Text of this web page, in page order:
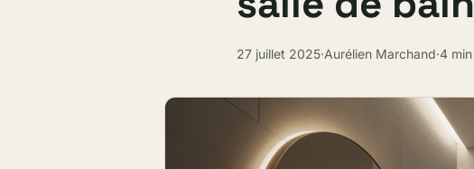
27 juillet 2025·Aurélien Marchand·4